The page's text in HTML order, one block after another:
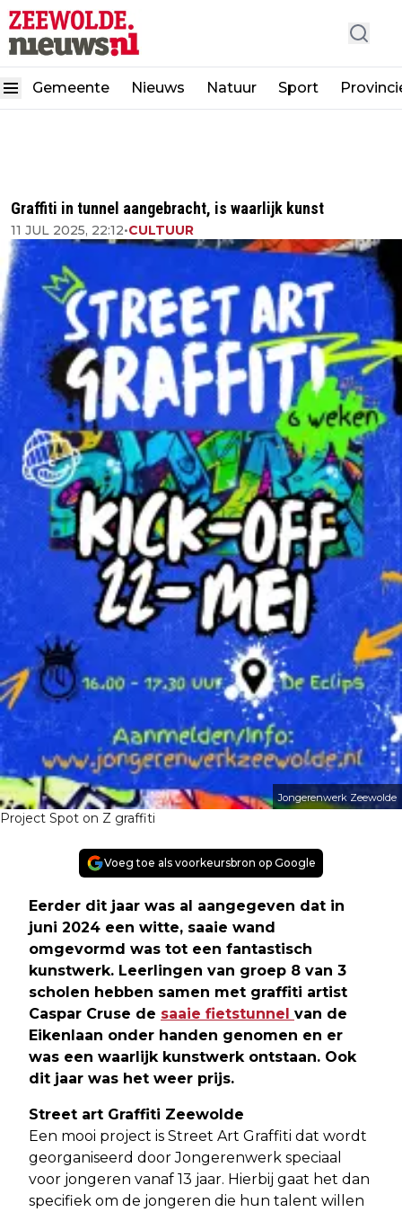
Gemeente Nieuws Natuur Sport
Graffiti in tunnel aangebracht, is waarlijk kunst
11 JUL 2025, 22:12•CULTUUR
Jongerenwerk Zeewolde
Project Spot on Z graffiti
Voeg toe als voorkeursbron op Google
Eerder dit jaar was al aangegeven dat in
juni 2024 een witte, saaie wand
omgevormd was tot een fantastisch
kunstwerk. Leerlingen van groep 8 van 3
scholen hebben samen met graffiti artist
Caspar Cruse de saaie fietstunnel van de
Eikenlaan onder handen genomen en er
was een waarlijk kunstwerk ontstaan. Ook
dit jaar was het weer prijs.
Street art Graffiti Zeewolde
Een mooi project is Street Art Graffiti dat wordt
georganiseerd door Jongerenwerk speciaal
voor jongeren vanaf 13 jaar. Hierbij gaat het dan
specifiek om de jongeren die hun talent willen